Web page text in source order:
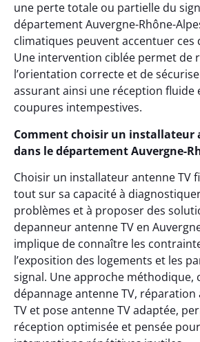
une perte totale ou partielle du
département Auvergne-Rhône-
climatiques peuvent accentuer ces
Une intervention ciblée permet de
l’orientation correcte et de
assurant ainsi une réception fluide
coupures intempestives.
Comment choisir un installateur
dans le département Auvergne-
Choisir un installateur antenne TV
tout sur sa capacité à
problèmes et à proposer des
depanneur antenne TV en
implique de connaître les
l’exposition des logements et les
signal. Une approche méthodique,
dépannage antenne TV,
TV et pose antenne TV adaptée,
réception optimisée et pensée